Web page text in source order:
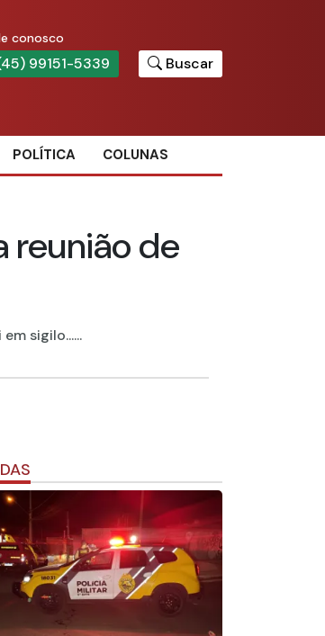
conosco
99151-5339 Buscar
POLÍTICA COLUNAS
reunião de
sigilo......